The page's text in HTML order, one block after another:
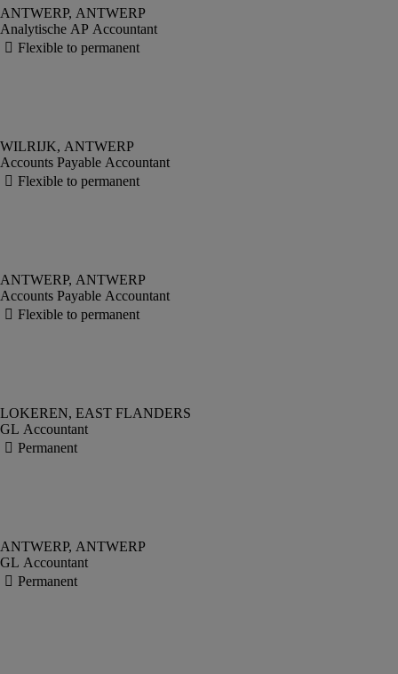
Analytische AP Accountant
Accounts Payable Accountant
Accounts Payable Accountant
GL Accountant
GL Accountant